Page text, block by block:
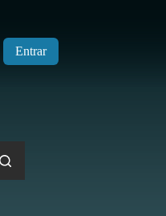
Entrar